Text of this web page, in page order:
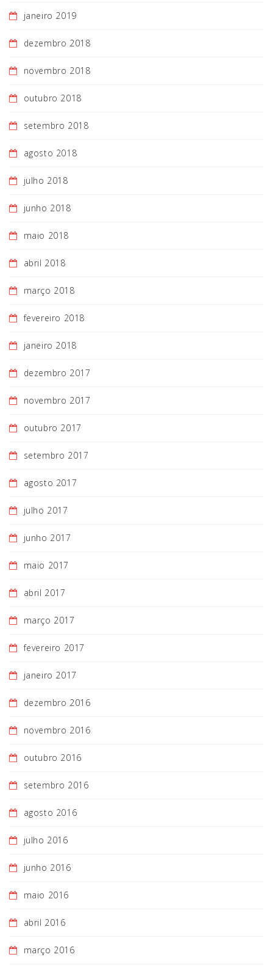
janeiro 2019
dezembro 2018
novembro 2018
outubro 2018
setembro 2018
agosto 2018
julho 2018
junho 2018
maio 2018
abril 2018
março 2018
fevereiro 2018
janeiro 2018
dezembro 2017
novembro 2017
outubro 2017
setembro 2017
agosto 2017
julho 2017
junho 2017
maio 2017
abril 2017
março 2017
fevereiro 2017
janeiro 2017
dezembro 2016
novembro 2016
outubro 2016
setembro 2016
agosto 2016
julho 2016
junho 2016
maio 2016
abril 2016
março 2016